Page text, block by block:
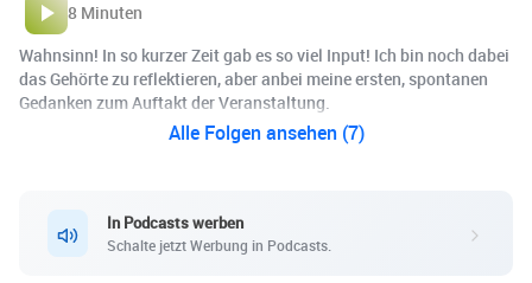
8 Minuten
Wahnsinn! In so kurzer Zeit gab es so viel Input! Ich bin noch dabei
das Gehörte zu reflektieren, aber anbei meine ersten, spontanen
Gedanken zum Auftakt der Veranstaltung.
Alle Folgen ansehen (7)
In Podcasts werben
Schalte jetzt Werbung in Podcasts.